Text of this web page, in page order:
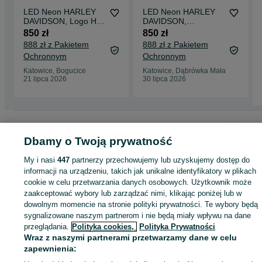
LED Neon HARLEY
DAVIDSON, Logo H-
D, Reklama 3D,
Podświetlany baner
850 zł
888 zł z Pakietem
Ochronnym
Katowice, Bogucice
21 lipca 2026
LED Neon HARLEY
DAVIDSON,
Podświetlany
emblemat, Lampka,
Szyld, Logo
850 zł
888 zł z Pakietem
Ochronnym
Katowice, Dąbrówka Mała
30 lipca 2026
Pozostałe - Katowice
Pozostałe - Bogucice
KATEGORIA
ID:1074232369 Wyświetlenia:
Kup
Dbamy o Twoją prywatność
My i nasi447 partnerzy przechowujemy lub uzyskujemy dostęp do
informacji na urządzeniu, takich jak unikalne identyfikatory w plikach
cookie w celu przetwarzania danych osobowych. Użytkownik może
zaakceptować wybory lub zarządzać nimi, klikając poniżej lub w
dowolnym momencie na stronie polityki prywatności. Te wybory będą
sygnalizowane naszym partnerom i nie będą miały wpływu na dane
przeglądania. Polityka cookies, Polityka Prywatności
Wraz z naszymi partnerami przetwarzamy dane w celu
zapewnienia: